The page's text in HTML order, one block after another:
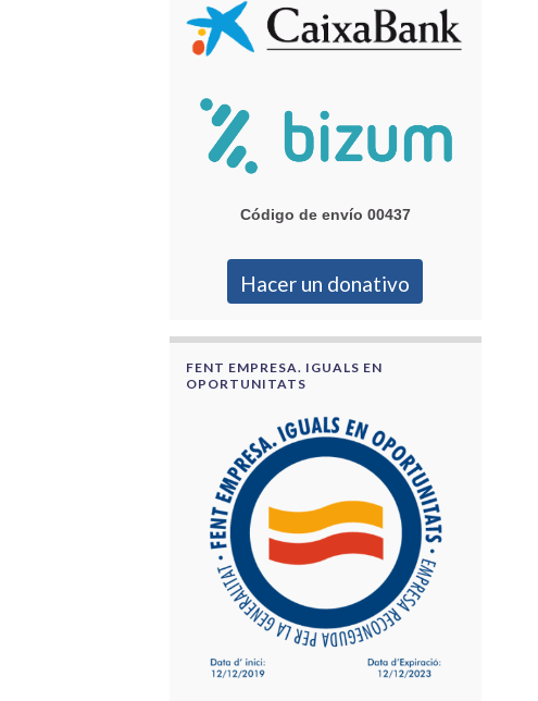
Código de envío 00437
Hacer un donativo
FENT EMPRESA. IGUALS EN
OPORTUNITATS